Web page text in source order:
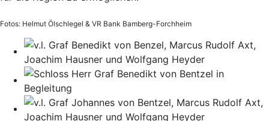
Fotos: Helmut Ölschlegel & VR Bank Bamberg-Forchheim